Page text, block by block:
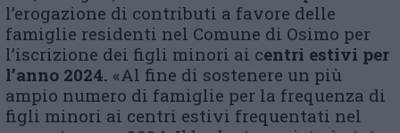
l’erogazione di contributi a favore delle
famiglie residenti nel Comune di Osimo per
l’iscrizione dei figli minori ai centri estivi per
l’anno 2024. «Al fine di sostenere un più
ampio numero di famiglie per la frequenza di
figli minori ai centri estivi frequentati nel